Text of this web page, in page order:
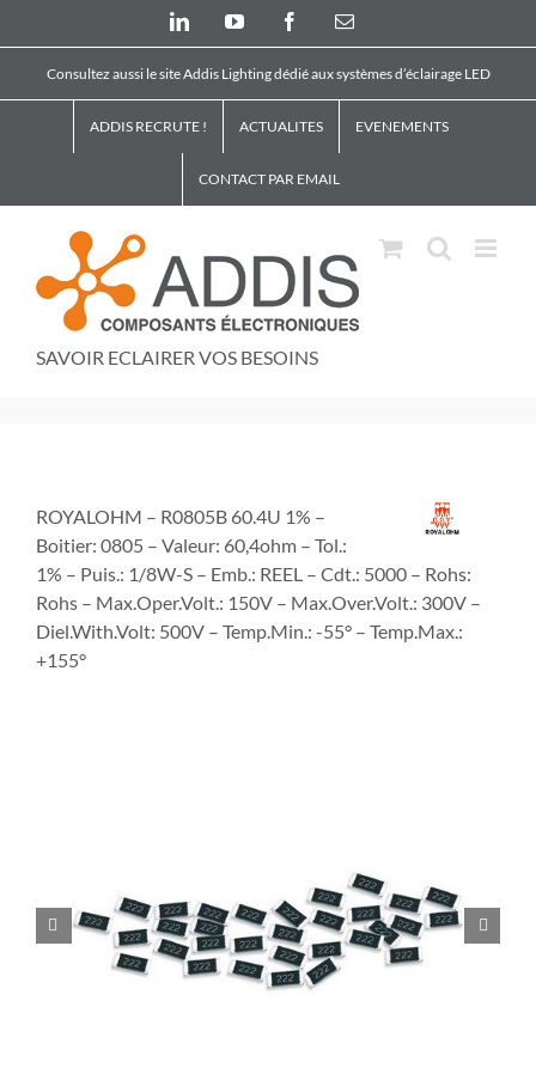
LinkedInYouTube FacebookEmail
Consultez aussi le site Addis Lighting dédié aux systèmes d’éclairage LED
ADDIS RECRUTE ! ACTUALITES EVENEMENTS
CONTACT PAR EMAIL
SAVOIR ECLAIRER VOS BESOINS
ROYALOHM – R0805B 60.4U 1% –
Boitier: 0805 – Valeur: 60,4ohm – Tol.:
1% – Puis.: 1/8W-S – Emb.: REEL – Cdt.: 5000 – Rohs:
Rohs – Max.Oper.Volt.: 150V – Max.Over.Volt.: 300V –
Diel.With.Volt: 500V – Temp.Min.: -55° – Temp.Max.:
+155°
 